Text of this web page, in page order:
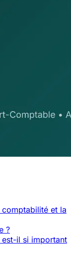
et la
?
il si important